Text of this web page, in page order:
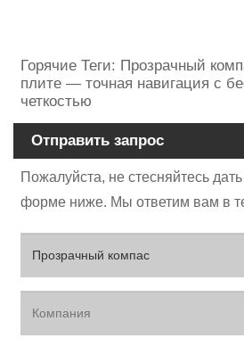
Горячие Теги: Прозрачный
плите — точная навигация с
четкостью
Отправить запрос
Пожалуйста, не стесняйтесь
форме ниже. Мы ответим вам в